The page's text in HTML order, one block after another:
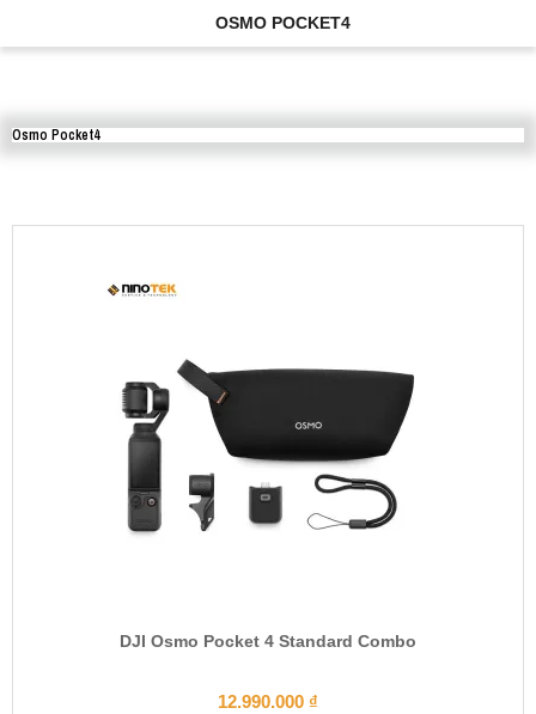
OSMO POCKET4
Osmo Pocket4
DJI Osmo Pocket 4 Standard Combo
12.990.000 ₫